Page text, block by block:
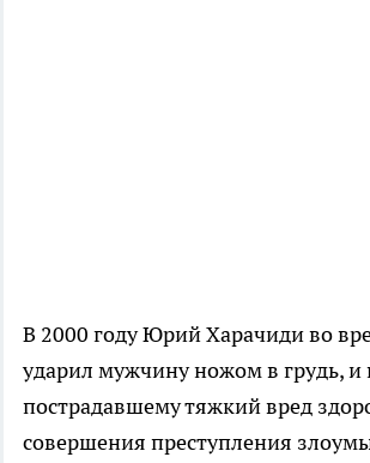
В 2000 году Юрий Харачиди во
ударил мужчину ножом в грудь,
пострадавшему тяжкий вред
совершения преступления